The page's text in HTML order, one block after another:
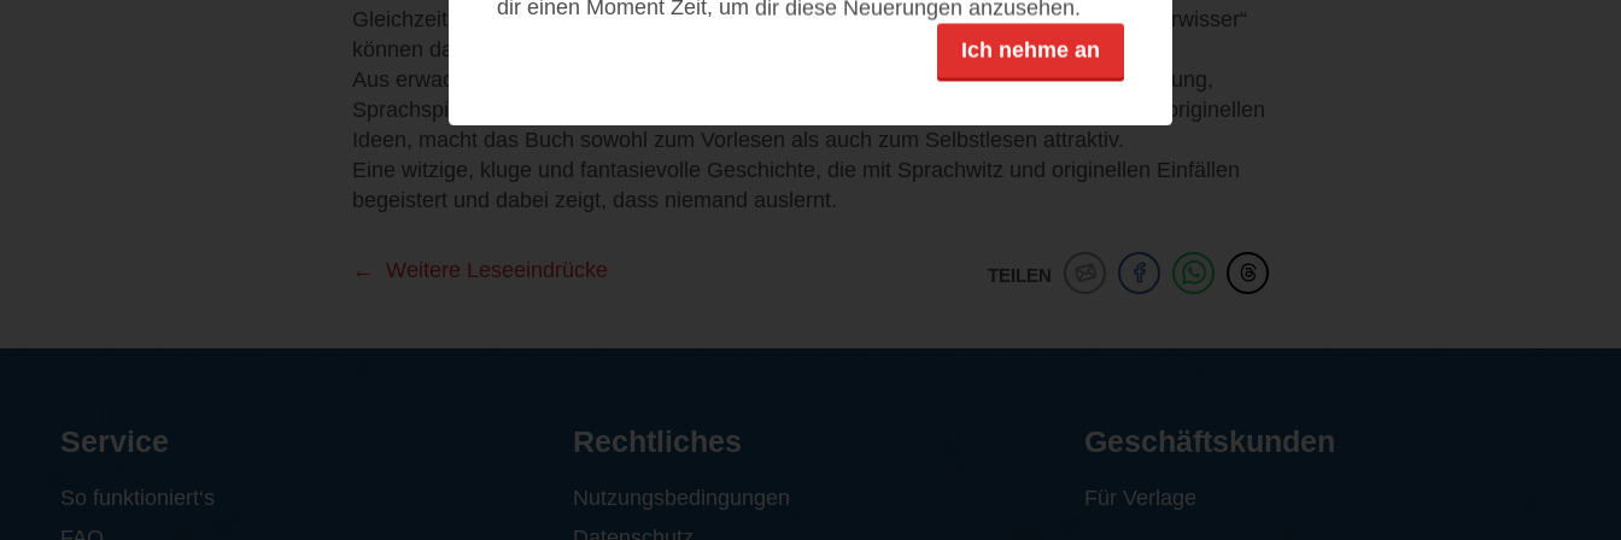
Gleichzeitig steckt hinter dem Humor eine klare Botschaft: Auch vermeintliche „Besserwisser“
können dazulernen.
Aus erwachsener Sicht bietet die Geschichte eine gelungene Mischung aus Unterhaltung,
Sprachspiel und subtiler Wissensvermittlung. Die kindgerechte Sprache, gepaart mit originellen
Ideen, macht das Buch sowohl zum Vorlesen als auch zum Selbstlesen attraktiv.
Eine witzige, kluge und fantasievolle Geschichte, die mit Sprachwitz und originellen Einfällen
begeistert und dabei zeigt, dass niemand auslernt.
TEILEN
Weitere Leseeindrücke
dir einen Moment Zeit, um dir diese Neuerungen anzusehen.
Ich nehme an
Service
So funktioniert‘s
Rechtliches
Nutzungsbedingungen
Geschäftskunden
Für Verlage